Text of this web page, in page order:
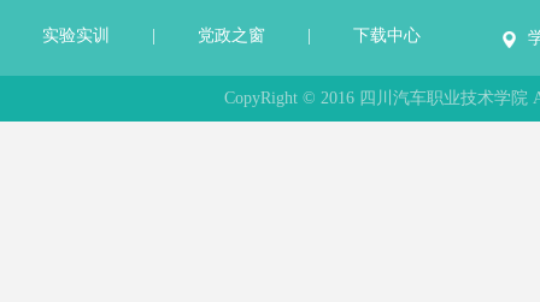
实验实训 党政之窗 下载中心
CopyRight © 2016 四川汽车职业技术学